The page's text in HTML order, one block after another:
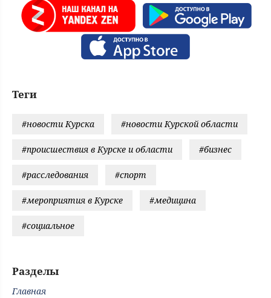
Теги
#новости Курска #новости Курской области
#происшествия в Курске и области #бизнес
#расследования #спорт
#мероприятия в Курске #медицина
#социальное
Разделы
Главная